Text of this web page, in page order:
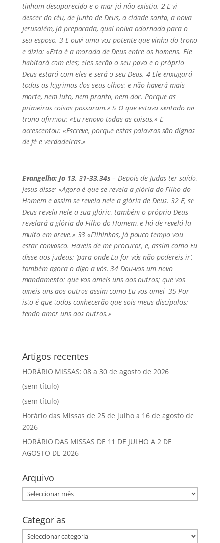
tinham desaparecido e o mar já não existia. 2 E vi
descer do céu, de junto de Deus, a cidade santa, a nova
Jerusalém, já preparada, qual noiva adornada para o
seu esposo. 3 E ouvi uma voz potente que vinha do trono
e dizia: «Esta é a morada de Deus entre os homens. Ele
habitará com eles; eles serão o seu povo e o próprio
Deus estará com eles e será o seu Deus. 4 Ele enxugará
todas as lágrimas dos seus olhos; e não haverá mais
morte, nem luto, nem pranto, nem dor. Porque as
primeiras coisas passaram.» 5 O que estava sentado no
trono afirmou: «Eu renovo todas as coisas.» E
acrescentou: «Escreve, porque estas palavras são dignas
de fé e verdadeiras.»
Evangelho: Jo 13, 31-33,34s – Depois de Judas ter saído,
Jesus disse: «Agora é que se revela a glória do Filho do
Homem e assim se revela nele a glória de Deus. 32 E, se
Deus revela nele a sua glória, também o próprio Deus
revelará a glória do Filho do Homem, e há-de revelá-la
muito em breve.» 33 «Filhinhos, já pouco tempo vou
estar convosco. Haveis de me procurar, e, assim como Eu
disse aos judeus: ‘para onde Eu for vós não podereis ir’,
também agora o digo a vós. 34 Dou-vos um novo
mandamento: que vos ameis uns aos outros; que vos
ameis uns aos outros assim como Eu vos amei. 35 Por
isto é que todos conhecerão que sois meus discípulos:
tendo amor uns aos outros.»
Artigos recentes
HORÁRIO MISSAS: 08 a 30 de agosto de 2026
(sem título)
(sem título)
Horário das Missas de 25 de julho a 16 de agosto de
2026
HORÁRIO DAS MISSAS DE 11 DE JULHO A 2 DE
AGOSTO DE 2026
Arquivo
Arquivo
Categorias
Categorias